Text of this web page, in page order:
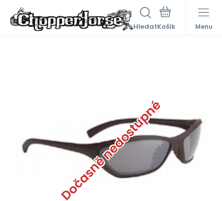
Hledat Menu
Dočasně nedostupné